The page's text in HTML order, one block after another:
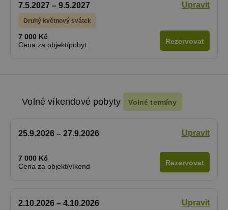
7.5.2027 – 9.5.2027 Upravit
Druhý květnový svátek
7 000 Kč
Cena za objekt/pobyt
Rezervovat
Volné víkendové pobyty Volné termíny
25.9.2026 – 27.9.2026 Upravit
7 000 Kč
Cena za objekt/víkend
Rezervovat
2.10.2026 – 4.10.2026 Upravit